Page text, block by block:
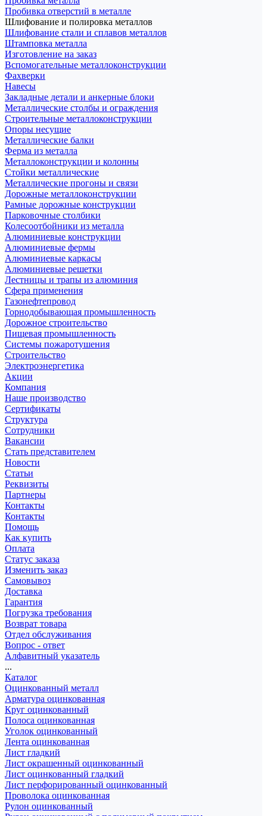
Пробивка отверстий в металле
Шлифование и полировка металлов
Шлифование стали и сплавов металлов
Штамповка металла
Изготовление на заказ
Вспомогательные металлоконструкции
Фахверки
Навесы
Закладные детали и анкерные блоки
Металлические столбы и ограждения
Строительные металлоконструкции
Опоры несущие
Металлические балки
Ферма из металла
Металлоконструкции и колонны
Стойки металлические
Металлические прогоны и связи
Дорожные металлоконструкции
Рамные дорожные конструкции
Парковочные столбики
Колесоотбойники из металла
Алюминиевые конструкции
Алюминиевые фермы
Алюминиевые каркасы
Алюминиевые решетки
Лестницы и трапы из алюминия
Сфера применения
Газонефтепровод
Горнодобывающая промышленность
Дорожное строительство
Пищевая промышленность
Системы пожаротушения
Строительство
Электроэнергетика
Акции
Компания
Наше производство
Сертификаты
Структура
Сотрудники
Вакансии
Стать представителем
Новости
Статьи
Реквизиты
Партнеры
Контакты
Контакты
Помощь
Как купить
Оплата
Статус заказа
Изменить заказ
Самовывоз
Доставка
Гарантия
Погрузка требования
Возврат товара
Отдел обслуживания
Вопрос - ответ
Алфавитный указатель
...
Каталог
Оцинкованный металл
Арматура оцинкованная
Круг оцинкованный
Полоса оцинкованная
Уголок оцинкованный
Лента оцинкованная
Лист гладкий
Лист окрашенный оцинкованный
Лист оцинкованный гладкий
Лист перфорированный оцинкованный
Проволока оцинкованная
Рулон оцинкованный